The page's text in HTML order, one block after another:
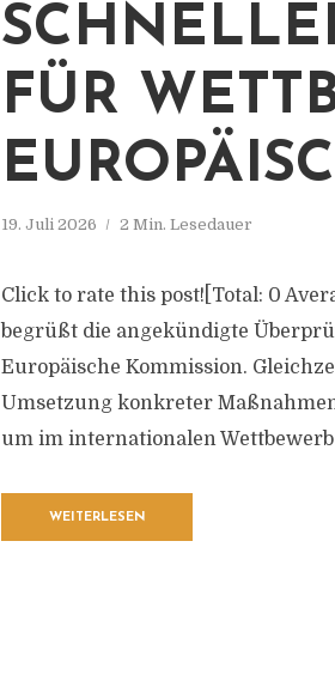
FÜR
19. Juli 2026 2 Min. Lesedauer
Click to rate this post![Total: 0
begrüßt die angekündigte
Europäische Kommission.
Umsetzung konkreter
um im internationalen
WEITERLESEN